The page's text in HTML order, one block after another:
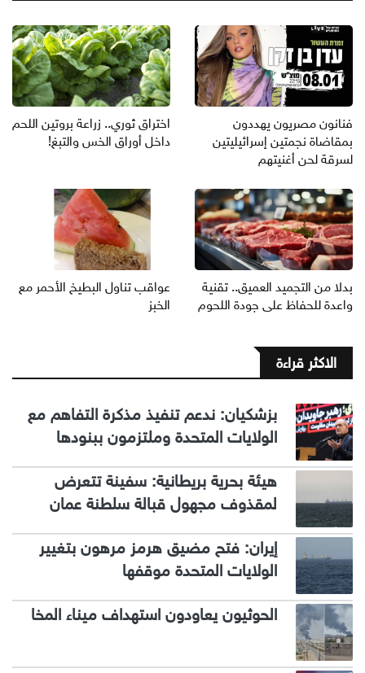
فنانون مصريون يهددون
بمقاضاة نجمتين إسرائيليتين
لسرقة لحن أغنيتهم
اختراق ثوري.. زراعة بروتين اللحم
داخل أوراق الخس والتبغ!
بدلا من التجميد العميق.. تقنية
واعدة للحفاظ على جودة اللحوم
عواقب تناول البطيخ الأحمر مع
الخبز
الاكثر قراءة
بزشكيان: ندعم تنفيذ مذكرة التفاهم مع
الولايات المتحدة وملتزمون ببنودها
هيئة بحرية بريطانية: سفينة تتعرض
لمقذوف مجهول قبالة سلطنة عمان
إيران: فتح مضيق هرمز مرهون بتغيير
الولايات المتحدة موقفها
الحوثيون يعاودون استهداف ميناء المخا